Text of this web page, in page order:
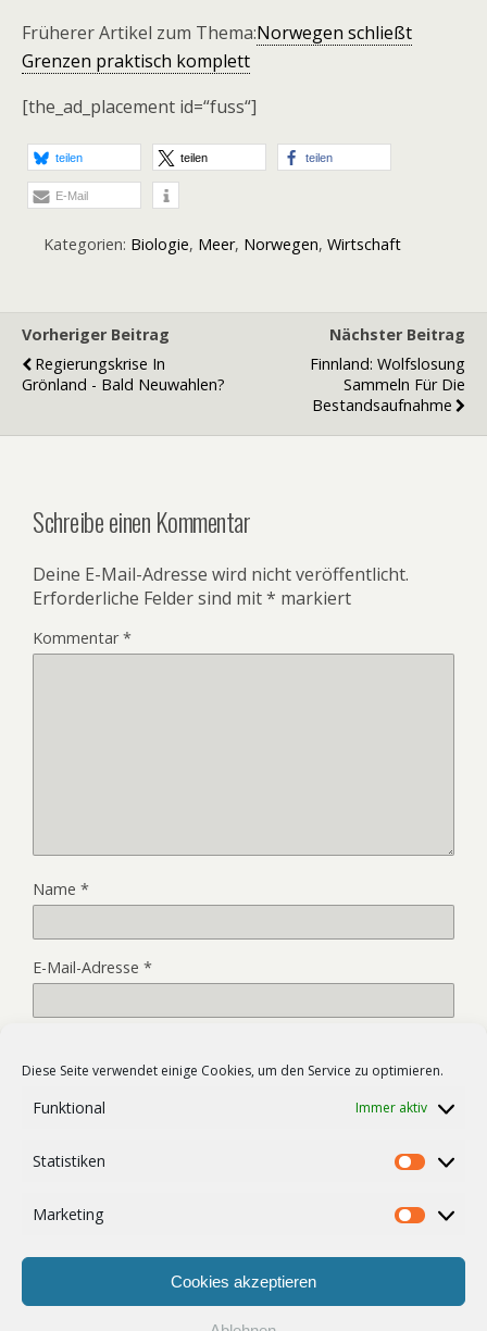
Diese Seite verwendet einige Cookies, um den Service zu optimieren.
Funktional Immer aktiv
Statistiken
Marketing
Cookies akzeptieren
Früherer Artikel zum Thema:Norwegen schließt
Grenzen praktisch komplett
[the_ad_placement id=“fuss“]
teilen teilen teilen
E-Mail
Kategorien: Biologie, Meer, Norwegen, Wirtschaft
Vorheriger Beitrag
Regierungskrise In
Grönland - Bald Neuwahlen?
Nächster Beitrag
Finnland: Wolfslosung
Sammeln Für Die
Bestandsaufnahme
Schreibe einen Kommentar
Deine E-Mail-Adresse wird nicht veröffentlicht.
Erforderliche Felder sind mit* markiert
Kommentar*
Name *
E-Mail-Adresse *
meinen nächsten Kommentar speichern.